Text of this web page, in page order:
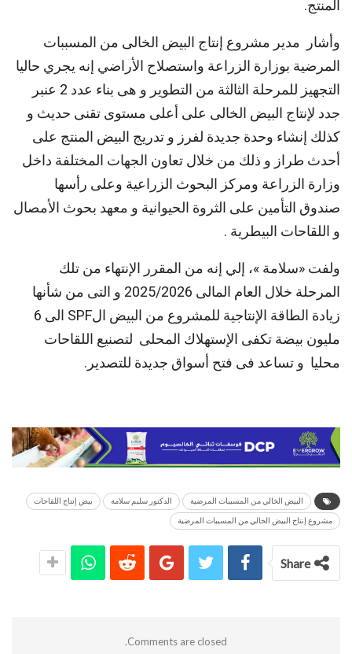
المنتج.
وأشار مدير مشروع إنتاج البيض الخالى من المسببات
المرضية بوزارة الزراعة واستصلاح الأراضي إنه يجري حاليا
التجهيز للمرحلة الثالثة من التطوير و هى بناء عدد 2 عنبر
جدد لإنتاج البيض الخالى على أعلى مستوى تقنى حديث و
كذلك إنشاء وحدة جديدة لفرز و تدريج البيض المنتج على
أحدث طراز و ذلك من خلال تعاون الجهات المختلفة داخل
وزارة الزراعة ومركز البحوث الزراعية وعلى رأسها
صندوق التأمين على الثروة الحيوانية و معهد بحوث الأمصال
و اللقاحات البيطرية .
ولفت «سلامة »، إلي إنه من المقرر الإنتهاء من تلك
المرحلة خلال العام المالى 2025/2026 و التى من شأنها
زيادة الطاقة الإنتاجية للمشروع من البيض الSPF الى 6
مليون بيضة تكفى الإستهلاك المحلى لتصنيع اللقاحات
محليا و تساعد فى فتح أسواق جديدة للتصدير.
البيض الخالي من المسببات المرضية الدكتور سليم سلامة بيض إنتاج اللقاحات
مشروع إنتاج البيض الخالي من المسببات المرضية
Share
Comments are closed.